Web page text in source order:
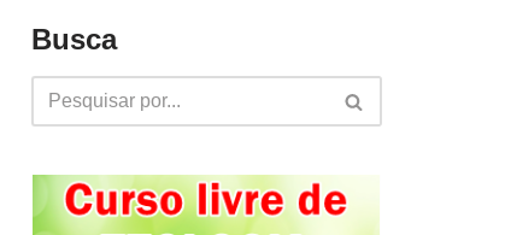
Busca